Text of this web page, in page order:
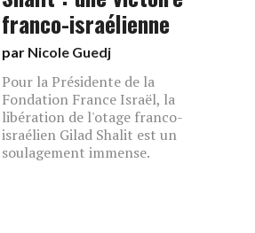
franco-israélienne
par Nicole Guedj
Pour la Présidente de la
Fondation France Israël, la
libération de l'otage franco-
israélien Gilad Shalit est un
soulagement immense.